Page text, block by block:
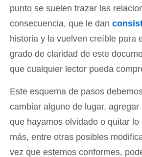
punto se suelen trazar las
consecuencia, que le dan
historia y la vuelven creíble para
grado de claridad de este
que cualquier lector pueda
Este esquema de pasos
cambiar alguno de lugar,
que hayamos olvidado o quitar lo
más, entre otras posibles
vez que estemos conformes,